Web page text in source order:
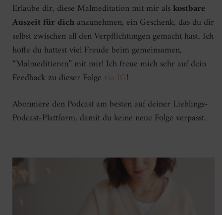
Erlaube dir, diese Malmeditation mit mir alskostbare
Auszeit für dichanzunehmen, ein Geschenk, das du dir
selbst zwischen all den Verpflichtungen gemacht hast. Ich
hoffe du hattest viel Freude beim gemeinsamen,
“Malmeditieren” mit mir! Ich freue mich sehr auf dein
Feedback zu dieser Folge via IG!
Abonniere den Podcast am besten auf deiner Lieblings-
Podcast-Plattform, damit du keine neue Folge verpasst.